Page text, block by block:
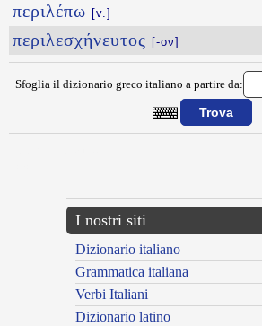
περιλέπω [v.]
περιλεσχήνευτος [-ον]
Sfoglia il dizionario greco italiano a partire da:
I nostri siti
Dizionario italiano
Grammatica italiana
Verbi Italiani
Dizionario latino